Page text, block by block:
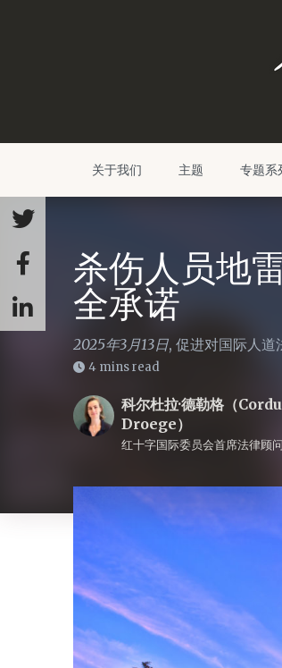
关于我们 主题 专题系
杀伤人员地
全承诺
2025年3月13日, 促进对国际人道
4 mins read
科尔杜拉·德勒格（
Droege）
红十字国际委员会首席法律顾问